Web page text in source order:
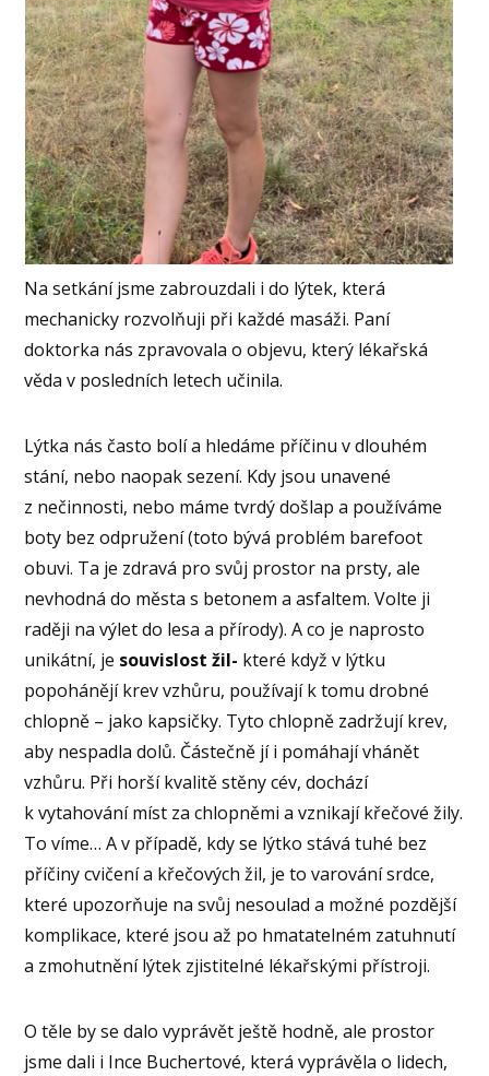
Na setkání jsme zabrouzdali i do lýtek, která
mechanicky rozvolňuji při každé masáži. Paní
doktorka nás zpravovala o objevu, který lékařská
věda v posledních letech učinila.
Lýtka nás často bolí a hledáme příčinu v dlouhém
stání, nebo naopak sezení. Kdy jsou unavené
z nečinnosti, nebo máme tvrdý došlap a používáme
boty bez odpružení (toto bývá problém barefoot
obuvi. Ta je zdravá pro svůj prostor na prsty, ale
nevhodná do města s betonem a asfaltem. Volte ji
raději na výlet do lesa a přírody). A co je naprosto
unikátní, je souvislost žil- které když v lýtku
popohánějí krev vzhůru, používají k tomu drobné
chlopně – jako kapsičky. Tyto chlopně zadržují krev,
aby nespadla dolů. Částečně jí i pomáhají vhánět
vzhůru. Při horší kvalitě stěny cév, dochází
k vytahování míst za chlopněmi a vznikají křečové žily.
To víme… A v případě, kdy se lýtko stává tuhé bez
příčiny cvičení a křečových žil, je to varování srdce,
které upozorňuje na svůj nesoulad a možné pozdější
komplikace, které jsou až po hmatatelném zatuhnutí
a zmohutnění lýtek zjistitelné lékařskými přístroji.
O těle by se dalo vyprávět ještě hodně, ale prostor
jsme dali i Ince Buchertové, která vyprávěla o lidech,